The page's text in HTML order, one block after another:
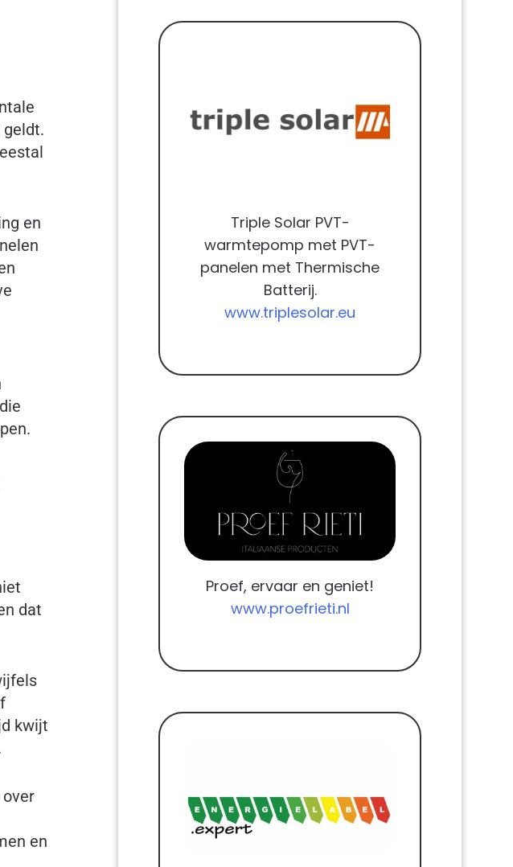
en
dat
kwijt
en
Triple Solar PVT-
warmtepomp met PVT-
panelen met Thermische
Batterij.
www.triplesolar.eu
Proef, ervaar en geniet!
www.proefrieti.nl